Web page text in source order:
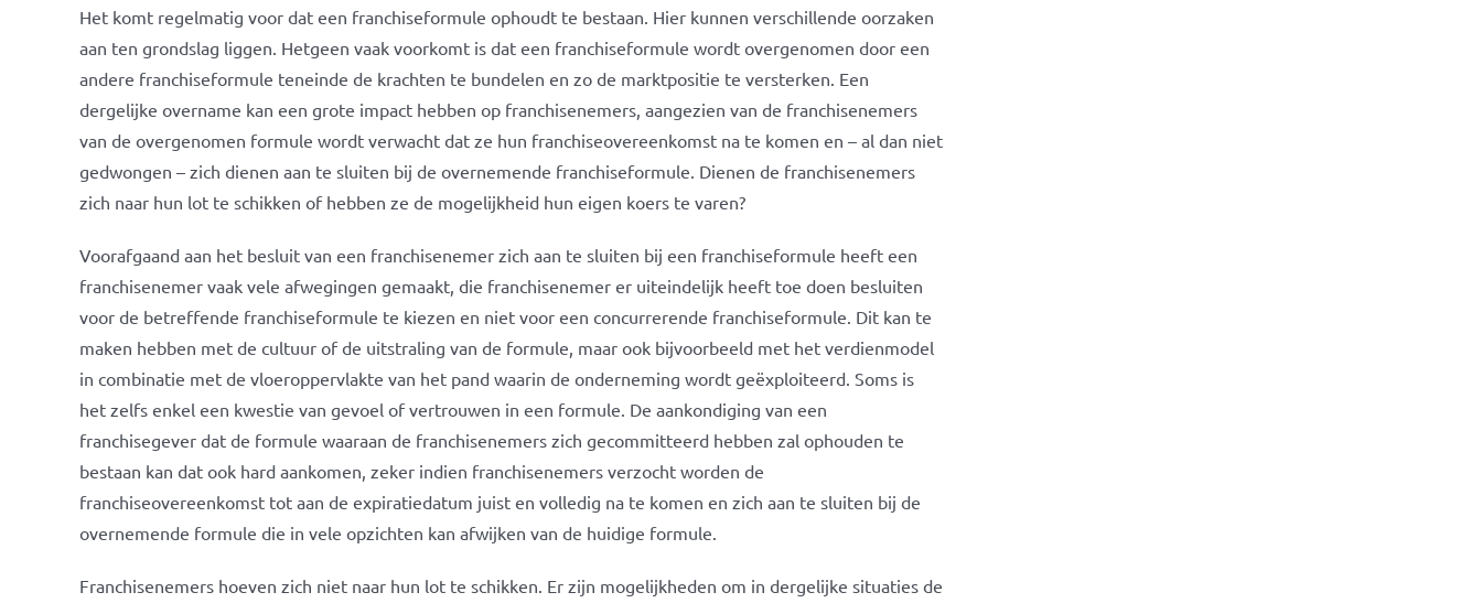
Het komt regelmatig voor dat een franchiseformule ophoudt te bestaan. Hier kunnen verschillende oorzaken
aan ten grondslag liggen. Hetgeen vaak voorkomt is dat een franchiseformule wordt overgenomen door een
andere franchiseformule teneinde de krachten te bundelen en zo de marktpositie te versterken. Een
dergelijke overname kan een grote impact hebben op franchisenemers, aangezien van de franchisenemers
van de overgenomen formule wordt verwacht dat ze hun franchiseovereenkomst na te komen en – al dan niet
gedwongen – zich dienen aan te sluiten bij de overnemende franchiseformule. Dienen de franchisenemers
zich naar hun lot te schikken of hebben ze de mogelijkheid hun eigen koers te varen?
Voorafgaand aan het besluit van een franchisenemer zich aan te sluiten bij een franchiseformule heeft een
franchisenemer vaak vele afwegingen gemaakt, die franchisenemer er uiteindelijk heeft toe doen besluiten
voor de betreffende franchiseformule te kiezen en niet voor een concurrerende franchiseformule. Dit kan te
maken hebben met de cultuur of de uitstraling van de formule, maar ook bijvoorbeeld met het verdienmodel
in combinatie met de vloeroppervlakte van het pand waarin de onderneming wordt geëxploiteerd. Soms is
het zelfs enkel een kwestie van gevoel of vertrouwen in een formule. De aankondiging van een
franchisegever dat de formule waaraan de franchisenemers zich gecommitteerd hebben zal ophouden te
bestaan kan dat ook hard aankomen, zeker indien franchisenemers verzocht worden de
franchiseovereenkomst tot aan de expiratiedatum juist en volledig na te komen en zich aan te sluiten bij de
overnemende formule die in vele opzichten kan afwijken van de huidige formule.
Franchisenemers hoeven zich niet naar hun lot te schikken. Er zijn mogelijkheden om in dergelijke situaties de